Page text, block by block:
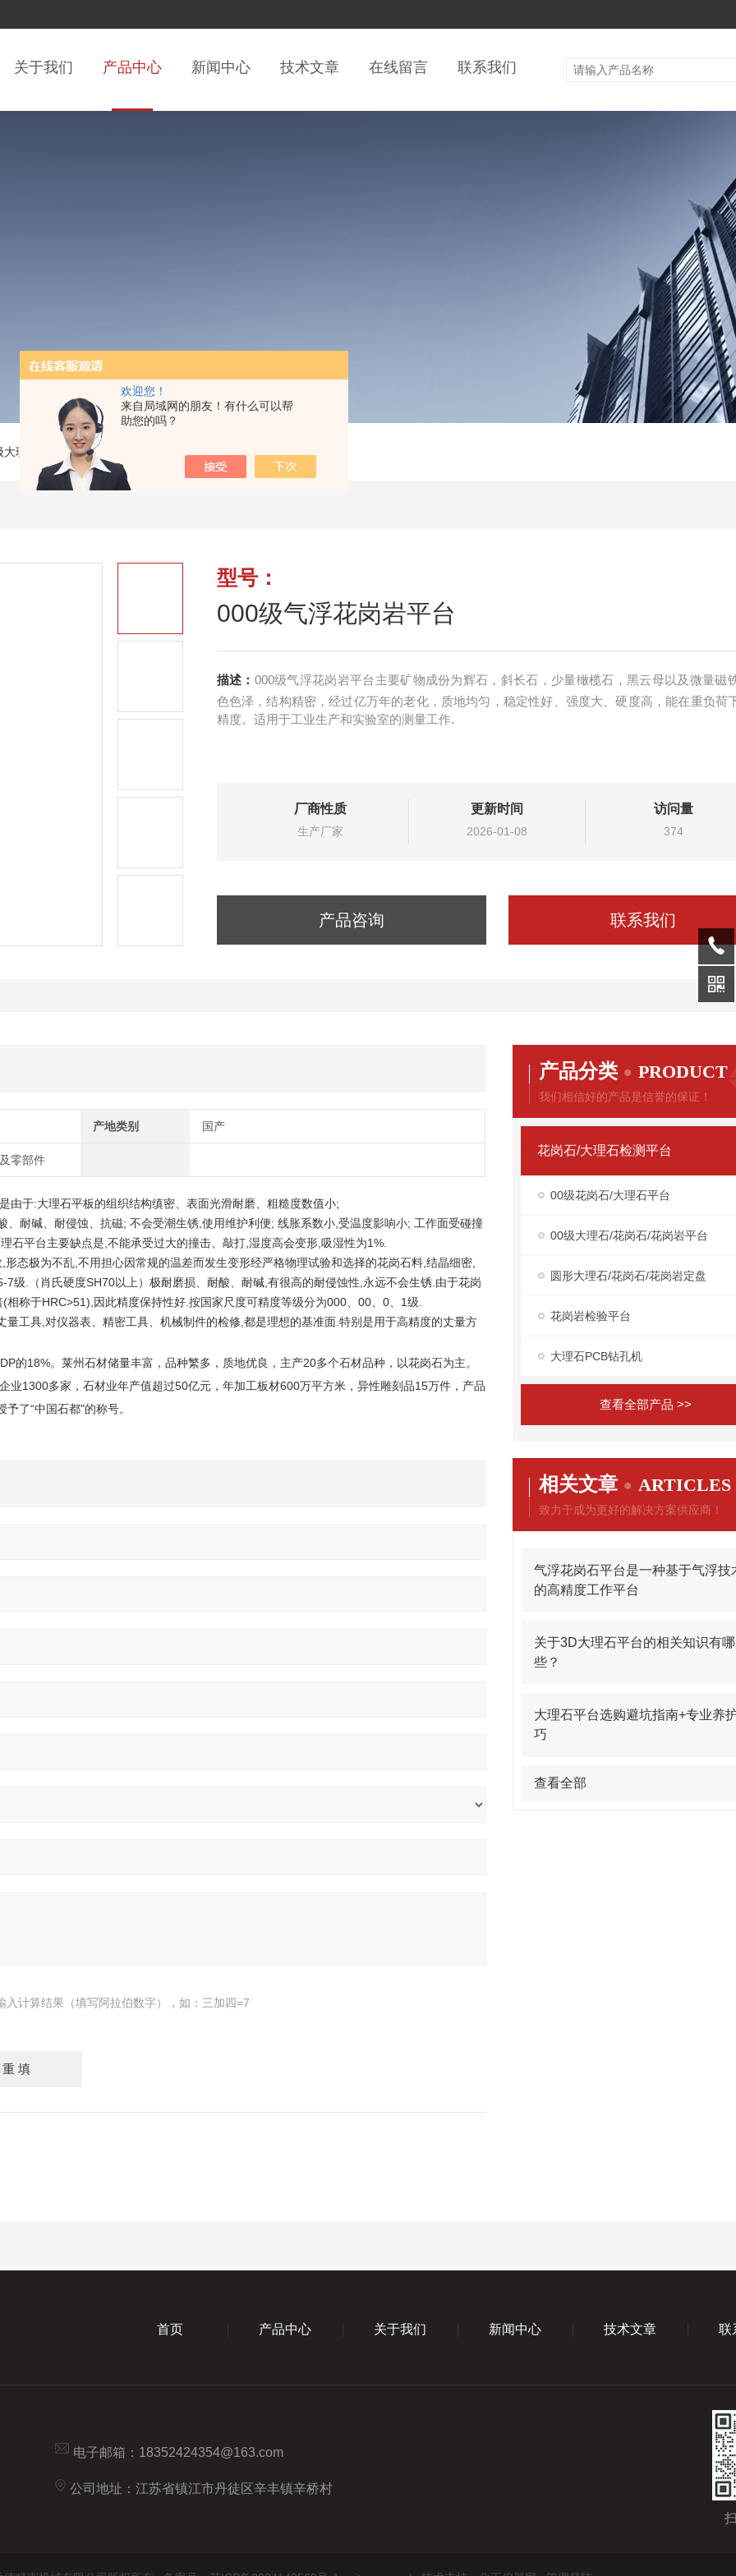
欢迎您！
来自局域网的朋友！有什么可以帮
助您的吗？
关于我们 产品中心 新闻中心 技术文章 在线留言 联系我们
大理石/花岗石/花岗岩平台
型号：
000级气浮花岗岩平台
描述： 000级气浮花岗岩平台主要矿物成份为辉石，斜长石，少量橄榄石，黑云母以及微量磁
色色泽，结构精密，经过亿万年的老化，质地均匀，稳定性好、强度大、硬度高，能在重负荷
精度。适用于工业生产和实验室的测量工作.
厂商性质
生产厂家
更新时间
2026-01-08
访问量
374
产品咨询 联系我们
产地类别 国产
零部件
由于:大理石平板的组织结构缜密、表面光滑耐磨、粗糙度数值小;
耐碱、耐侵蚀、抗磁; 不会受潮生锈,使用维护利便; 线胀系数小,受温度影响小; 工作面受碰撞
石平台主要缺点是,不能承受过大的撞击、敲打,湿度高会变形,吸湿性为1%.
态极为不乱,不用担心因常规的温差而发生变形经严格物理试验和选择的花岗石料,结晶细密,
级.（肖氏硬度SH70以上）极耐磨损、耐酸、耐碱,有很高的耐侵蚀性,永远不会生锈.由于花岗
称于HRC>51),因此精度保持性好.按国家尺度可精度等级分为000、00、0、1级.
量工具,对仪器表、精密工具、机械制件的检修,都是理想的基准面.特别是用于高精度的丈量方
的18%。莱州石材储量丰富，品种繁多，质地优良，主产20多个石材品种，以花岗石为主。
业1300多家，石材业年产值超过50亿元，年加工板材600万平方米，异性雕刻品15万件，产品
了“中国石都"的称号。
入计算结果（填写阿拉伯数字），如：三加四=7
产品分类 PRODUCT
我们相信好的产品是信誉的保证！
花岗石/大理石检测平台
00级花岗石/大理石平台
00级大理石/花岗石/花岗岩平台
圆形大理石/花岗石/花岗岩定盘
花岗岩检验平台
大理石PCB钻孔机
查看全部产品 >>
相关文章 ARTICLES
致力于成为更好的解决方案供应商！
气浮花岗石平台是一种基于气浮技
的高精度工作平台
关于3D大理石平台的相关知识有哪
些？
大理石平台选购避坑指南+专业养
巧
查看全部
首页 产品中心 关于我们 新闻中心 技术文章 联
电子邮箱： 18352424354@163.com
公司地址：江苏省镇江市丹徒区辛丰镇辛桥村